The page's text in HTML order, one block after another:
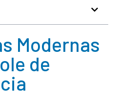
Modernas
de